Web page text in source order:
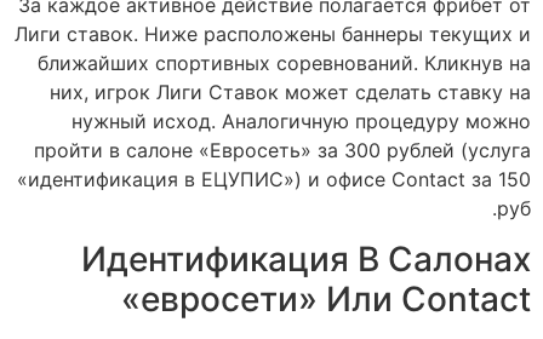
Лиги ставoк. Ниже расположены баннеры текущих и
ближайших спортивных соревнований. Кликнув на
них, игрок Лиги Ставoк может сделать ставку на
нужный исход. Аналогичную процедуру можно
пройти в салоне «Евросеть» за 300 рублей (услуга
«идентификация в ЕЦУПИС») и офисе Contact за 150
руб.
Идентификация В Салонах
«евросети» Или Contact